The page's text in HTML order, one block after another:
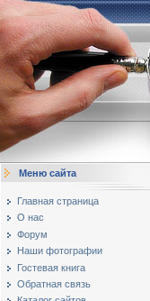
Меню сайта
Главная страница
О нас
Форум
Наши фотографии
Гостевая книга
Обратная связь